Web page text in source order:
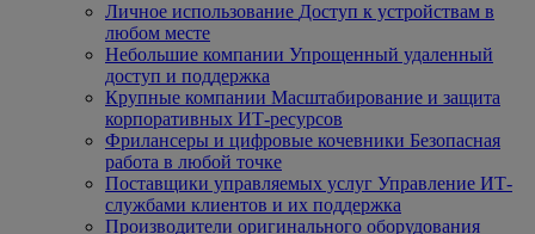
Личное использование Доступ к устройствам в
любом месте
Небольшие компании Упрощенный удаленный
доступ и поддержка
Крупные компании Масштабирование и защита
корпоративных ИТ-ресурсов
Фрилансеры и цифровые кочевники Безопасная
работа в любой точке
Поставщики управляемых услуг Управление ИТ-
службами клиентов и их поддержка
Производители оригинального оборудования